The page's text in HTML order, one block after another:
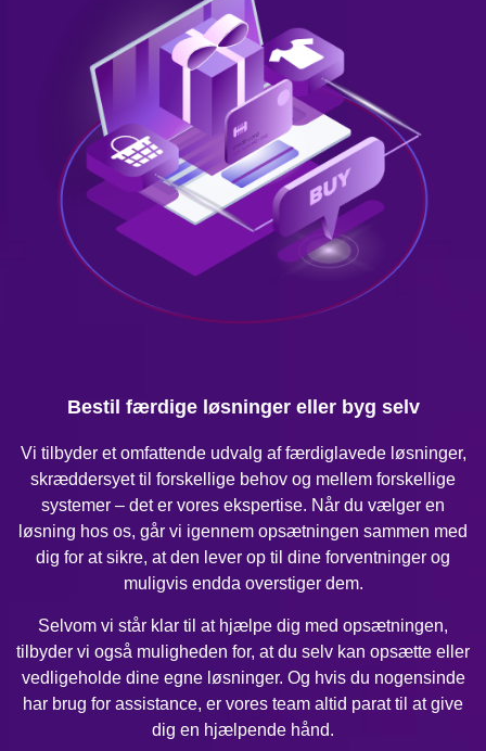
Bestil færdige løsninger eller byg selv
Vi tilbyder et omfattende udvalg af færdiglavede løsninger,
skræddersyet til forskellige behov og mellem forskellige
systemer – det er vores ekspertise. Når du vælger en
løsning hos os, går vi igennem opsætningen sammen med
dig for at sikre, at den lever op til dine forventninger og
muligvis endda overstiger dem.
Selvom vi står klar til at hjælpe dig med opsætningen,
tilbyder vi også muligheden for, at du selv kan opsætte eller
vedligeholde dine egne løsninger. Og hvis du nogensinde
har brug for assistance, er vores team altid parat til at give
dig en hjælpende hånd.